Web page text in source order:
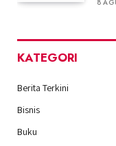
8
KATEGORI
Berita Terkini
Bisnis
Buku